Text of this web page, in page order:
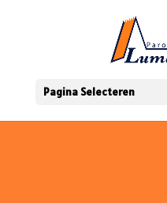
Pagina Selecteren